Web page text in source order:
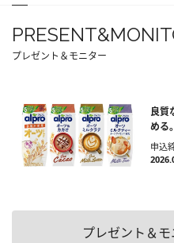
プレゼント＆モニター
良質
める
申込
プレゼント＆